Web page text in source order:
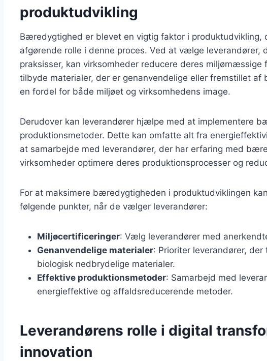
produktudvikling
Bæredygtighed er blevet en vigtig faktor i produktudvikling,
afgørende rolle i denne proces. Ved at vælge leverandører,
praksisser, kan virksomheder reducere deres miljømæssige
tilbyde materialer, der er genanvendelige eller fremstillet
en fordel for både miljøet og virksomhedens image.
Derudover kan leverandører hjælpe med at implementere
produktionsmetoder. Dette kan omfatte alt fra
at samarbejde med leverandører, der har erfaring med
virksomheder optimere deres produktionsprocesser og
For at maksimere bæredygtigheden i produktudviklingen
følgende punkter, når de vælger leverandører:
Miljøcertificeringer: Vælg leverandører med
Genanvendelige materialer: Prioriter leverandører,
biologisk nedbrydelige materialer.
Effektive produktionsmetoder: Samarbejd med
energieffektive og affaldsreducerende metoder.
Leverandørens rolle i digital
innovation